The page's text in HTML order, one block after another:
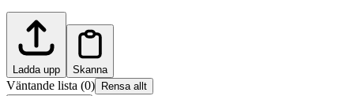
Ladda upp Skanna
Väntande lista (0)
Rensa allt